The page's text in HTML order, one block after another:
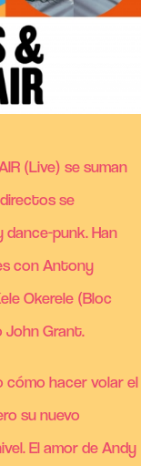
(Live) se suman
se
punk.Han
con Antony
Okerele (Bloc
Grant.
cómo hacer volar el
su nuevo
El amor de Andy